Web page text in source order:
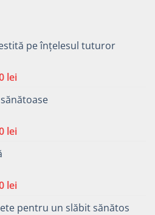
pe înțelesul tuturor
lei.
leiPrețul
este:
lei.
leiPrețul
leiPrețul
este:
pentru un slăbit sănătos